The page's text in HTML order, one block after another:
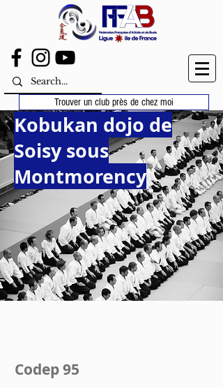
Trouver un club près de chez moi
Kobukan dojo de
Soisy sous
Montmorency
Codep 95